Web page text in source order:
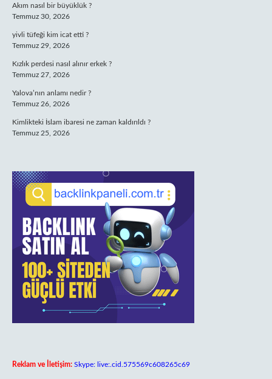
Akım nasıl bir büyüklük ?
Temmuz 30, 2026
yivli tüfeği kim icat etti ?
Temmuz 29, 2026
Kızlık perdesi nasıl alınır erkek ?
Temmuz 27, 2026
Yalova’nın anlamı nedir ?
Temmuz 26, 2026
Kimlikteki İslam ibaresi ne zaman kaldırıldı ?
Temmuz 25, 2026
Reklam ve İletişim: Skype: live:.cid.575569c608265c69